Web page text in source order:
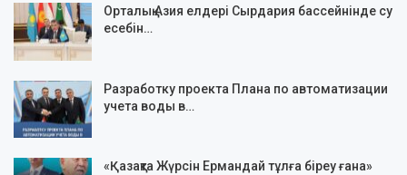
Орталық Азия елдері Сырдария бассейнінде су
есебін…
Разработку проекта Плана по автоматизации
учета воды в…
«Қазақта Жүрсін Ермандай тұлға біреу ғана»